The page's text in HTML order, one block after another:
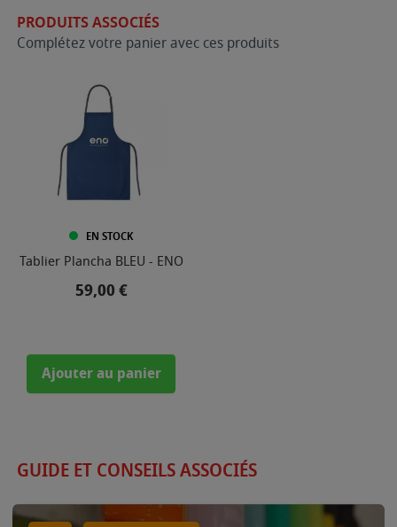
PRODUITS ASSOCIÉS
Complétez votre panier avec ces produits
EN STOCK
Tablier Plancha BLEU - ENO
Prix
59,00 €
Ajouter au panier
GUIDE ET CONSEILS ASSOCIÉS